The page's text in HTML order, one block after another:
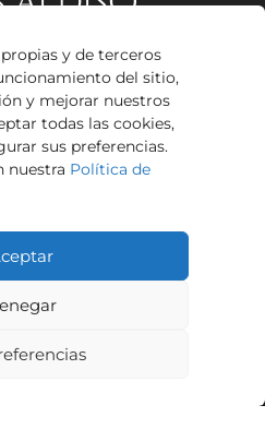
y de terceros
del sitio,
y mejorar nuestros
todas las cookies,
sus preferencias.
nuestra Política de
El Altillo, 5.
Nave 5,
de la Frontera,
Web